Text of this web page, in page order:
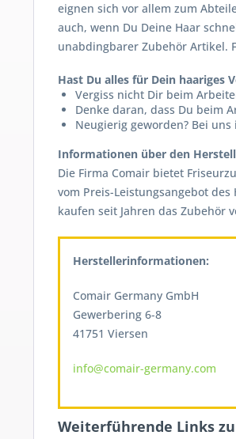
eignen sich vor allem zum
auch, wenn Du Deine Haar
unabdingbarer Zubehör Artikel.
Hast Du alles für Dein haariges
Vergiss nicht Dir beim
Denke daran, dass Du beim
Neugierig geworden? Bei
Informationen über den
Die Firma Comair bietet
vom Preis-Leistungsangebot
kaufen seit Jahren das Zubehör
Herstellerinformationen:
Comair Germany GmbH
Gewerbering 6-8
41751 Viersen
info@comair-germany.com
Weiterführende Links